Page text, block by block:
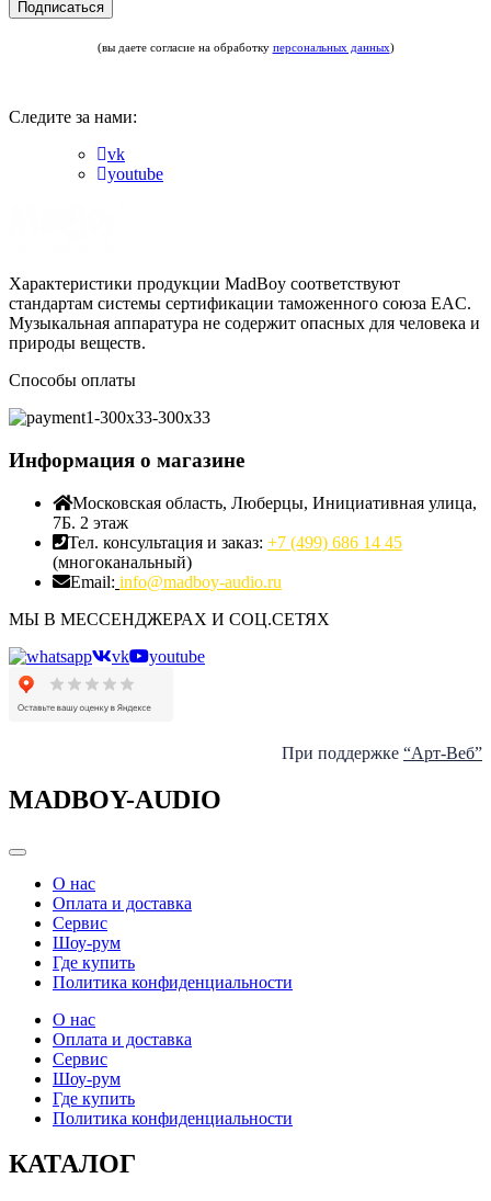
(вы даете согласие на обработку персональных данных)
Следите за нами:
vk
youtube
Характеристики продукции MadBoy соответствуют
стандартам системы сертификации таможенного союза EAC.
Музыкальная аппаратура не содержит опасных для человека и
природы веществ.
Способы оплаты
Информация о магазине
Московская область, Люберцы, Инициативная улица,
7Б. 2 этаж
Тел. консультация и заказ: +7 (499) 686 14 45
(многоканальный)
Email: info@madboy-audio.ru
МЫ В МЕССЕНДЖЕРАХ И СОЦ.СЕТЯХ
vk
youtube
При поддержке “Арт-Веб”
MADBOY-AUDIO
Categories
О нас
Оплата и доставка
Сервис
Шоу-рум
Где купить
Политика конфиденциальности
О нас
Оплата и доставка
Сервис
Шоу-рум
Где купить
Политика конфиденциальности
КАТАЛОГ